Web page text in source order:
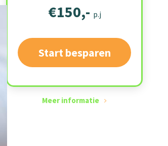
€150,- p.j
Start besparen
Meer informatie